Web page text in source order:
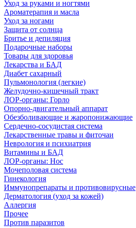
Уход за руками и ногтями
Ароматерапия и масла
Уход за ногами
Защита от солнца
Бритье и депиляция
Подарочные наборы
Товары для здоровья
Лекарства и БАД
Диабет сахарный
Пульмонология (легкие)
Желудочно-кишечный тракт
ЛОР-органы: Горло
Опорно-двигательный аппарат
Обезболивающие и жаропонижающие
Сердечно-сосудистая система
Лекарственные травы и фиточаи
Неврология и психиатрия
Витамины и БАД
ЛОР-органы: Нос
Мочеполовая система
Гинекология
Иммунопрепараты и противовирусные
Дерматология (уход за кожей)
Аллергия
Прочее
Против паразитов